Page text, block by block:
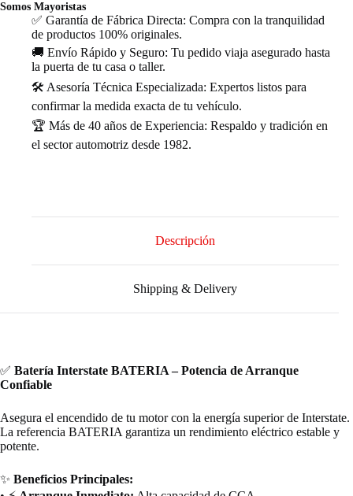
Somos Mayoristas
✅ Garantía de Fábrica Directa: Compra con la tranquilidad
de productos 100% originales.
🚚 Envío Rápido y Seguro: Tu pedido viaja asegurado hasta
la puerta de tu casa o taller.
🛠️ Asesoría Técnica Especializada: Expertos listos para
confirmar la medida exacta de tu vehículo.
🏆 Más de 40 años de Experiencia: Respaldo y tradición en
el sector automotriz desde 1982.
Descripción
Shipping & Delivery
✅ Batería Interstate BATERIA – Potencia de Arranque
Confiable
Asegura el encendido de tu motor con la energía superior de Interstate.
La referencia BATERIA garantiza un rendimiento eléctrico estable y
potente.
✨ Beneficios Principales: